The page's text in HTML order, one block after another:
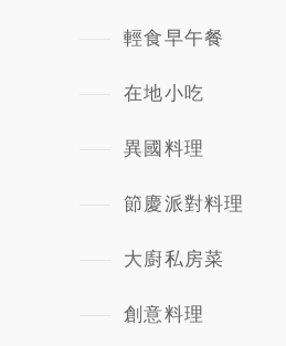
輕食早午餐
在地小吃
異國料理
節慶派對料理
大廚私房菜
創意料理